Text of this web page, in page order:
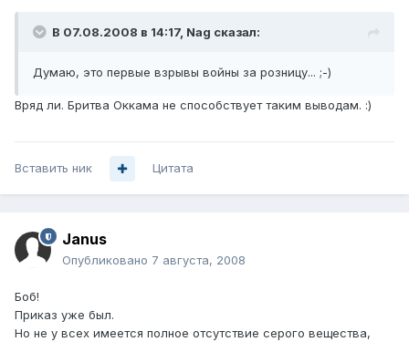
В 07.08.2008 в 14:17, Nag сказал:
Думаю, это первые взрывы войны за розницу... ;-)
Вряд ли. Бритва Оккама не способствует таким выводам. :)
Вставить ник Цитата
Janus
Опубликовано 7 августа, 2008
Боб!
Приказ уже был.
Но не у всех имеется полное отсутствие серого вещества,